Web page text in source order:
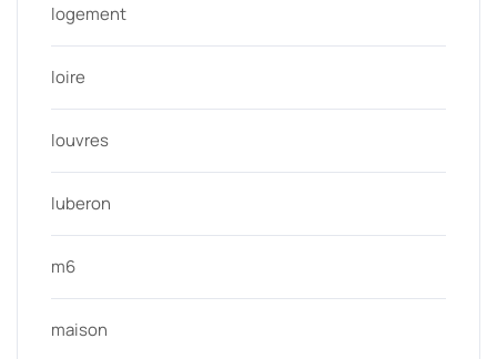
logement
loire
louvres
luberon
m6
maison